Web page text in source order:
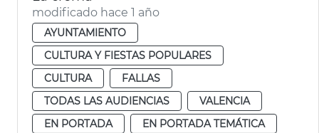
modificado hace 1 año
AYUNTAMIENTO
CULTURA Y FIESTAS POPULARES
CULTURA
FALLAS
TODAS LAS AUDIENCIAS
VALENCIA
EN PORTADA
EN PORTADA TEMÁTICA